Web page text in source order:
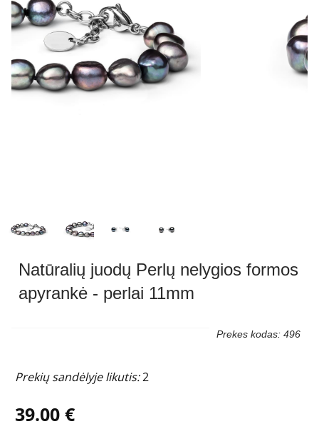
Natūralių juodų Perlų nelygios formos
apyrankė - perlai 11mm
Prekes kodas: 496
Prekių sandėlyje likutis:2
39.00 €